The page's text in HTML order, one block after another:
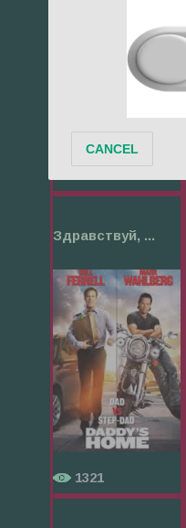
Здравствуй, ...
1321